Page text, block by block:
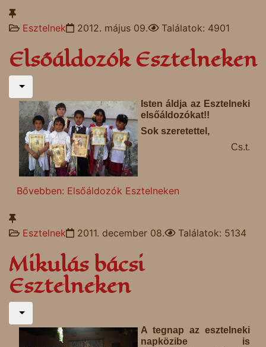
Esztelnek 2012. május 09. Találatok: 4901
Elsőáldozók Esztelneken
Isten áldja az Esztelneki
elsőáldozókat!!
Sok szeretettel,
Cs.t.
Bővebben: Elsőáldozók Esztelneken
Esztelnek 2011. december 08. Találatok: 5134
Mikulás bácsi
Esztelneken
A tegnap az esztelneki
napközibe is